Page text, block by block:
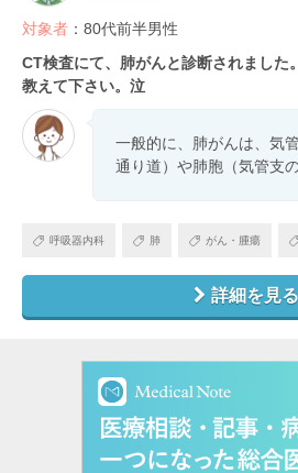
対象者 ：80代前半男性
CT検査にて、肺がんと診断されました
教えて下さい。泣
一般的に、肺がんは、気
通り道）や肺胞（気管支
呼吸器内科 肺 がん・腫瘍
詳細を見る